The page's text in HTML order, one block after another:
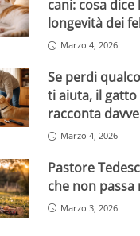
cani: cosa dice
longevità dei
Marzo 4, 2026
Se perdi
ti aiuta, il gatto
racconta
Marzo 4, 2026
Pastore
che non
Marzo 3, 2026